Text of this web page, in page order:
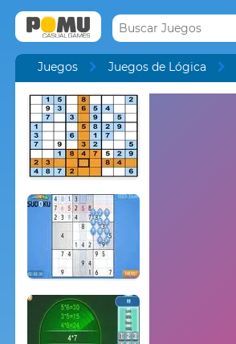
Juegos Juegos de Lógica